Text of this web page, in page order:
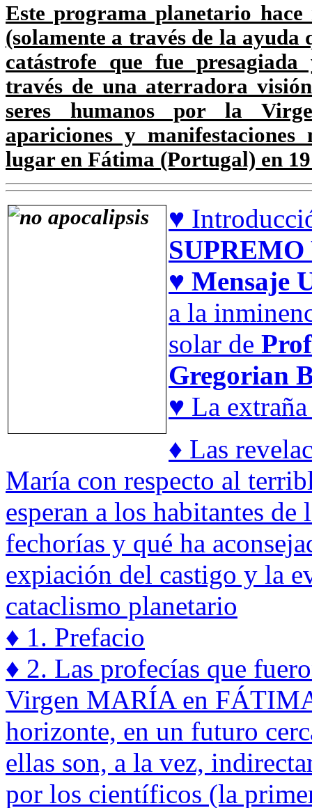
Este programa planetario
(solamente a través de la ayuda
catástrofe que fue
través de una aterradora
seres humanos por la
apariciones y
lugar en Fátima (Portugal) en
♥
♥ Mensaje
a la
solar de
Gregorian
♥ La
♦ Las
María con respecto al
esperan a los habitantes de
fechorías y qué ha
expiación del castigo y la
cataclismo planetario
♦ 1. Prefacio
♦ 2. Las profecías que
Virgen MARÍA en
horizonte, en un futuro
ellas son, a la vez,
por los científicos (la